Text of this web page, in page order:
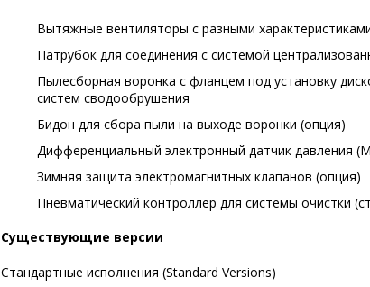
Вытяжные вентиляторы с разными
Патрубок для соединения с системой
Пылесборная воронка с фланцем под установку
систем сводообрушения
Бидон для сбора пыли на выходе воронки (опция)
Дифференциальный электронный датчик давления
Зимняя защита электромагнитных клапанов (опция)
Пневматический контроллер для системы очистки
Существующие версии
Стандартные исполнения (Standard Versions)